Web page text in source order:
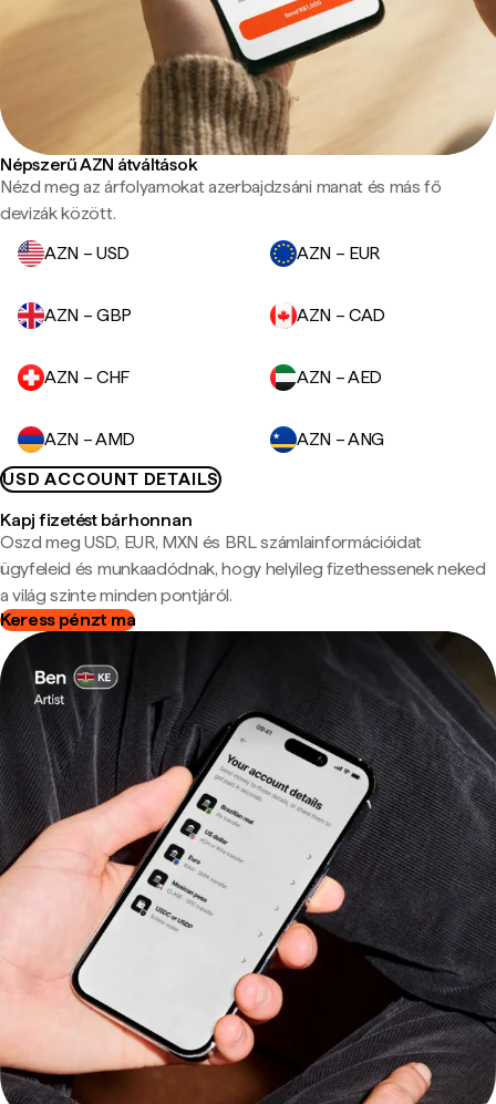
Népszerű AZN átváltások
Nézd meg az árfolyamokat azerbajdzsáni manat és más fő
devizák között.
AZN – USD
AZN – EUR
AZN – GBP AZN – CAD
AZN – CHF AZN – AED
AZN – AMD
AZN – ANG
USD ACCOUNT DETAILS
Kapj fizetést bárhonnan
Oszd meg USD, EUR, MXN és BRL számlainformációidat
ügyfeleid és munkaadódnak, hogy helyileg fizethessenek neked
a világ szinte minden pontjáról.
Keress pénzt ma